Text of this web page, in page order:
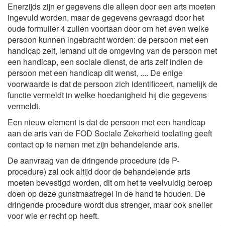
Enerzijds zijn er gegevens die alleen door een arts moeten
ingevuld worden, maar de gegevens gevraagd door het
oude formulier 4 zullen voortaan door om het even welke
persoon kunnen ingebracht worden: de persoon met een
handicap zelf, iemand uit de omgeving van de persoon met
een handicap, een sociale dienst, de arts zelf indien de
persoon met een handicap dit wenst, .... De enige
voorwaarde is dat de persoon zich identificeert, namelijk de
functie vermeldt in welke hoedanigheid hij die gegevens
vermeldt.
Een nieuw element is dat de persoon met een handicap
aan de arts van de FOD Sociale Zekerheid toelating geeft
contact op te nemen met zijn behandelende arts.
De aanvraag van de dringende procedure (de P-
procedure) zal ook altijd door de behandelende arts
moeten bevestigd worden, dit om het te veelvuldig beroep
doen op deze gunstmaatregel in de hand te houden. De
dringende procedure wordt dus strenger, maar ook sneller
voor wie er recht op heeft.